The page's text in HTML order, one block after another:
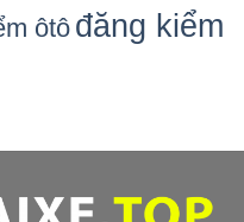
ôtô đăng kiểm